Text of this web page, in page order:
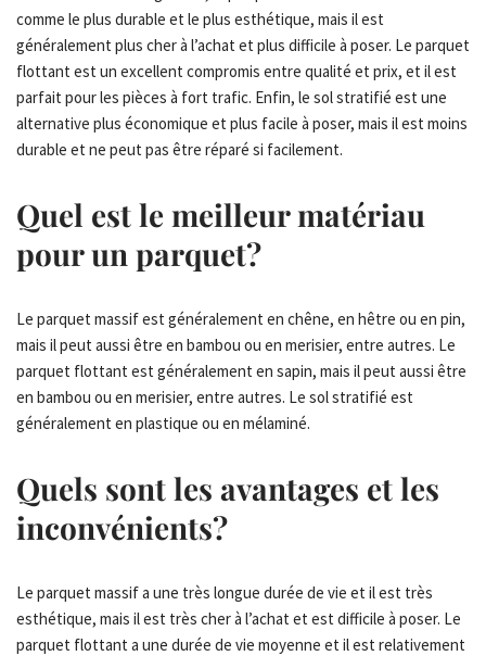
comme le plus durable et le plus esthétique, mais il est
généralement plus cher à l’achat et plus difficile à poser. Le parquet
flottant est un excellent compromis entre qualité et prix, et il est
parfait pour les pièces à fort trafic. Enfin, le sol stratifié est une
alternative plus économique et plus facile à poser, mais il est moins
durable et ne peut pas être réparé si facilement.
Quel est le meilleur matériau
pour un parquet?
Le parquet massif est généralement en chêne, en hêtre ou en pin,
mais il peut aussi être en bambou ou en merisier, entre autres. Le
parquet flottant est généralement en sapin, mais il peut aussi être
en bambou ou en merisier, entre autres. Le sol stratifié est
généralement en plastique ou en mélaminé.
Quels sont les avantages et les
inconvénients?
Le parquet massif a une très longue durée de vie et il est très
esthétique, mais il est très cher à l’achat et est difficile à poser. Le
parquet flottant a une durée de vie moyenne et il est relativement